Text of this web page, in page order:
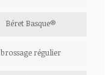
Béret Basque®
brossage régulier